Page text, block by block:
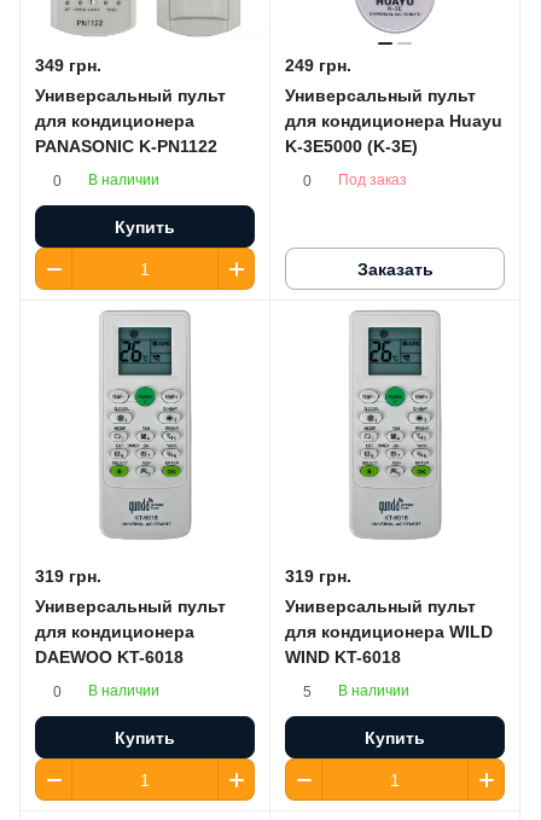
349 грн.
Универсальный пульт
для кондиционера
PANASONIC K-PN1122
0 В наличии
Купить
249 грн.
Универсальный пульт
для кондиционера Huayu
K-3E5000 (K-3E)
0 Под заказ
Заказать
319 грн.
Универсальный пульт
для кондиционера
DAEWOO KT-6018
0 В наличии
Купить
319 грн.
Универсальный пульт
для кондиционера WILD
WIND KT-6018
5 В наличии
Купить